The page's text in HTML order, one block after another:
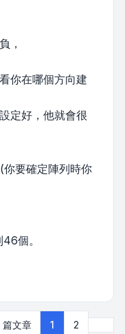
，
你在哪個方向建
定好，他就會很
要確定陣列時你
個。
篇文章 1 2